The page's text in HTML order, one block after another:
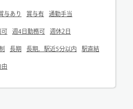
与あり 賞与有 通勤手当
週4日勤務可 週休2日
長期 長期，駅近5分以内 駅直結
由